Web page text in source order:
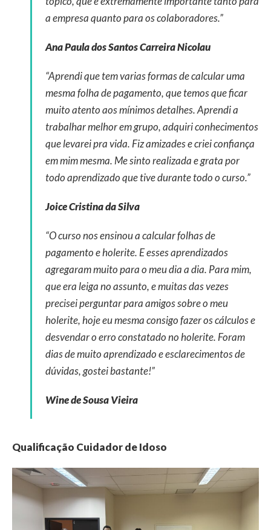
a empresa quanto para os colaboradores.”
Ana Paula dos Santos Carreira Nicolau
“Aprendi que tem varias formas de calcular uma
mesma folha de pagamento, que temos que ficar
muito atento aos mínimos detalhes. Aprendi a
trabalhar melhor em grupo, adquiri conhecimentos
que levarei pra vida. Fiz amizades e criei confiança
em mim mesma. Me sinto realizada e grata por
todo aprendizado que tive durante todo o curso.”
Joice Cristina da Silva
“O curso nos ensinou a calcular folhas de
pagamento e holerite. E esses aprendizados
agregaram muito para o meu dia a dia. Para mim,
que era leiga no assunto, e muitas das vezes
precisei perguntar para amigos sobre o meu
holerite, hoje eu mesma consigo fazer os cálculos e
desvendar o erro constatado no holerite. Foram
dias de muito aprendizado e esclarecimentos de
dúvidas, gostei bastante!”
Wine de Sousa Vieira
Qualificação Cuidador de Idoso